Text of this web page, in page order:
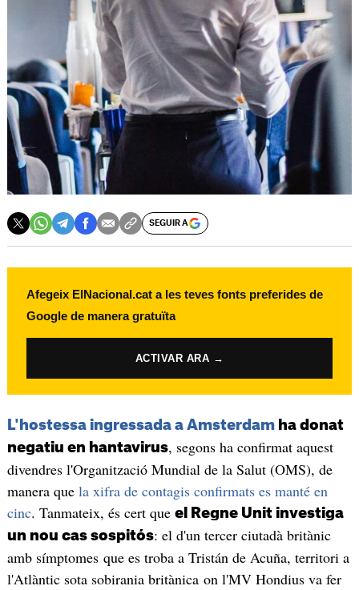
SEGUIR A
Afegeix ElNacional.cat a les teves fonts preferides de
Google de manera gratuïta
ACTIVAR ARA →
L'hostessa ingressada a Amsterdamha donat
negatiu en hantavirus, segons ha confirmat aquest
divendres l'Organització Mundial de la Salut (OMS), de
manera que la xifra de contagis confirmats es manté en
cinc. Tanmateix, és cert que el Regne Unit investiga
un nou cas sospitós: el d'un tercer ciutadà britànic
amb símptomes que es troba a Tristán de Acuña, territori a
l'Atlàntic sota sobirania britànica on l'MV Hondius va fer